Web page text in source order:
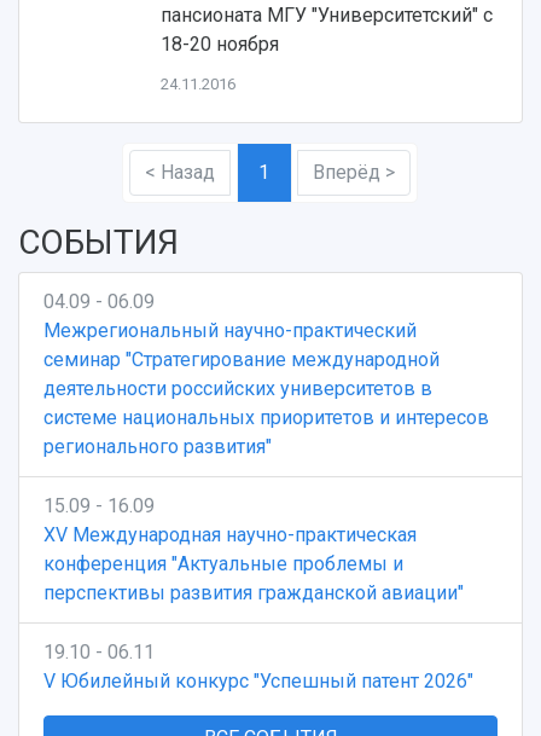
Официальные документы
пансионата МГУ "Университетский" с
18-20 ноября
24.11.2016
< Назад 1 Вперёд >
СОБЫТИЯ
04.09 - 06.09
Межрегиональный научно-практический
семинар "Стратегирование международной
деятельности российских университетов в
системе национальных приоритетов и интересов
регионального развития"
15.09 - 16.09
XV Международная научно-практическая
конференция "Актуальные проблемы и
перспективы развития гражданской авиации"
19.10 - 06.11
V Юбилейный конкурс "Успешный патент 2026"